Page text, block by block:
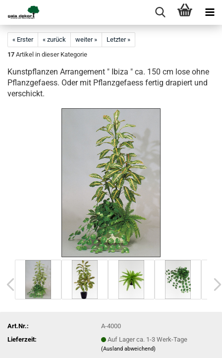
« Erster « zurück weiter »
Letzter »
17 Artikel in dieser Kategorie
Kunstpflanzen Arrangement " Ibiza " ca. 150 cm lose ohne
Pflanzgefaess. Oder mit Pflanzgefaess fertig drapiert und
verschickt.
Art.Nr.:
A-4000
Lieferzeit:
Auf Lager ca. 1-3 Werk-Tage
(Ausland abweichend)